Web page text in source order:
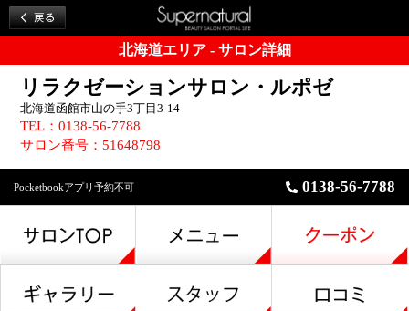
北海道エリア - サロン詳細
リラクゼーションサロン・ルポゼ
北海道函館市山の手3丁目3-14
TEL：0138-56-7788
サロン番号：51648798
Pocketbookアプリ予約不可 0138-56-7788